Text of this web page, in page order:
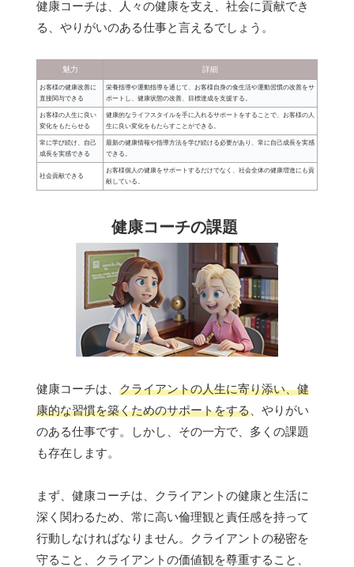
健康コーチは、人々の健康を支え、社会に貢献でき
る、やりがいのある仕事と言えるでしょう。
魅力 詳細
お客様の健康改善に
直接関与できる
栄養指導や運動指導を通じて、お客様自身の食生活や運動習慣の改善をサ
ポートし、健康状態の改善、目標達成を支援する。
お客様の人生に良い
変化をもたらせる
健康的なライフスタイルを手に入れるサポートをすることで、お客様の人
生に良い変化をもたらすことができる。
常に学び続け、自己
成長を実感できる
最新の健康情報や指導方法を学び続ける必要があり、常に自己成長を実感
できる。
社会貢献できる
お客様個人の健康をサポートするだけでなく、社会全体の健康増進にも貢
献している。
健康コーチの課題
健康コーチは、 クライアントの人生に寄り添い、健
康的な習慣を築くためのサポートをする 、やりがい
のある仕事です。しかし、その一方で、多くの課題
も存在します。
まず、健康コーチは、クライアントの健康と生活に
深く関わるため、常に高い倫理観と責任感を持って
行動しなければなりません。クライアントの秘密を
守ること、クライアントの価値観を尊重すること、